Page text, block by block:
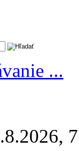
...
,